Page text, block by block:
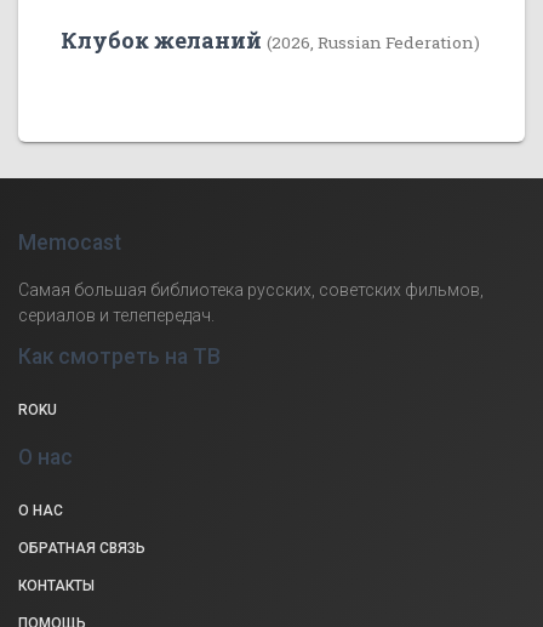
Клубок желаний (2026, Russian Federation)
Memocast
Самая большая библиотека русских, советских фильмов,
сериалов и телепередач.
Как смотреть на ТВ
ROKU
О нас
О НАС
ОБРАТНАЯ СВЯЗЬ
КОНТАКТЫ
ПОМОЩЬ